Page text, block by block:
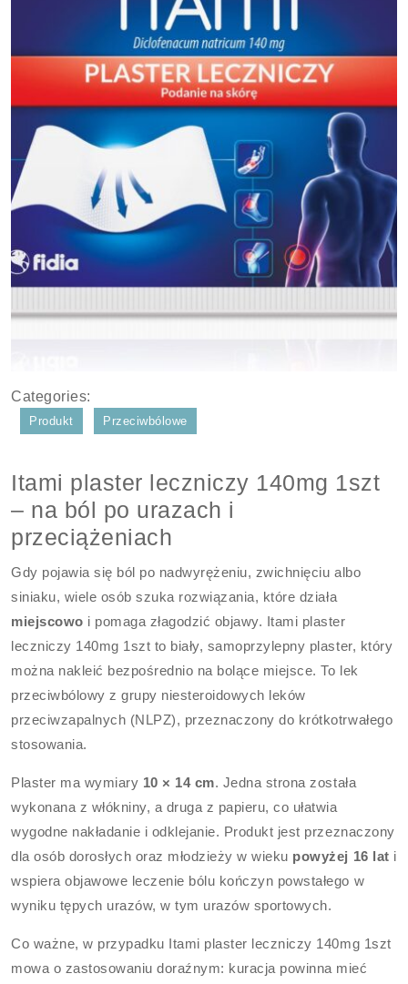
Categories:
Produkt Przeciwbólowe
Itami plaster leczniczy 140mg 1szt
– na ból po urazach i
przeciążeniach
Gdy pojawia się ból po nadwyrężeniu, zwichnięciu albo
siniaku, wiele osób szuka rozwiązania, które działa
miejscowo i pomaga złagodzić objawy. Itami plaster
leczniczy 140mg 1szt to biały, samoprzylepny plaster, który
można nakleić bezpośrednio na bolące miejsce. To lek
przeciwbólowy z grupy niesteroidowych leków
przeciwzapalnych (NLPZ), przeznaczony do krótkotrwałego
stosowania.
Plaster ma wymiary 10 × 14 cm. Jedna strona została
wykonana z włókniny, a druga z papieru, co ułatwia
wygodne nakładanie i odklejanie. Produkt jest przeznaczony
dla osób dorosłych oraz młodzieży w wieku powyżej 16 lat i
wspiera objawowe leczenie bólu kończyn powstałego w
wyniku tępych urazów, w tym urazów sportowych.
Co ważne, w przypadku Itami plaster leczniczy 140mg 1szt
mowa o zastosowaniu doraźnym: kuracja powinna mieć